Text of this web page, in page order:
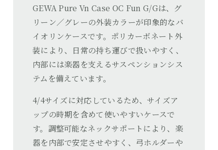
GEWA Pure Vn Case OC Fun G/Gは、グ
リーン／グレーの外装カラーが印象的なバ
イオリンケースです。ポリカーボネート外
装により、日常の持ち運びで扱いやすく、
内部には楽器を支えるサスペンションシス
テムを備えています。
4/4サイズに対応しているため、サイズア
ップの時期を含めて使いやすいケースで
す。調整可能なネックサポートにより、楽
器を内部で安定させやすく、弓ホルダーや